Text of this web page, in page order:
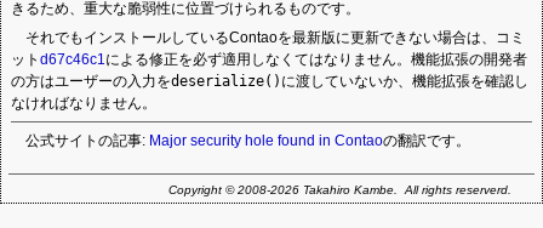
きるため、重大な脆弱性に位置づけられるものです。
それでもインストールしているContaoを最新版に更新できない場合は、コミ
ットd67c46c1による修正を必ず適用しなくてはなりません。機能拡張の開発者
の方はユーザーの入力をdeserialize() に渡していないか、機能拡張を確認し
なければなりません。
公式サイトの記事: Major security hole found in Contaoの翻訳です。
Copyright © 2008-2026 Takahiro Kambe. All rights reserverd.